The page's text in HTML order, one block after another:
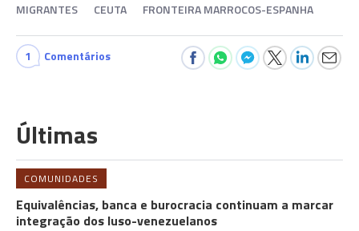
MIGRANTES CEUTA FRONTEIRA MARROCOS-ESPANHA
1 Comentários
Últimas
COMUNIDADES
Equivalências, banca e burocracia continuam a marcar
integração dos luso-venezuelanos